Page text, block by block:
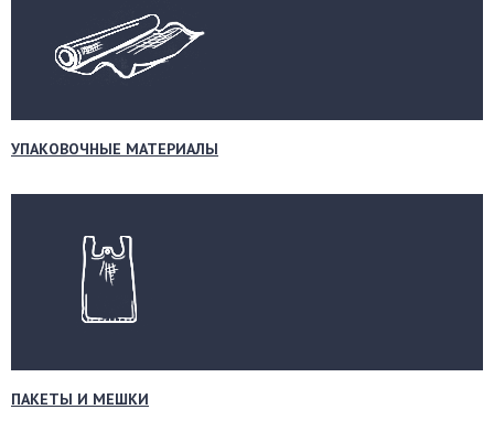
УПАКОВОЧНЫЕ МАТЕРИАЛЫ
ПАКЕТЫ И МЕШКИ